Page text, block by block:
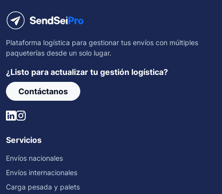
Plataforma logística para gestionar tus envíos con múltiples
paqueterías desde un solo lugar.
¿Listo para actualizar tu gestión logística?
Contáctanos
Servicios
Envíos nacionales
Envíos internacionales
Carga pesada y palets